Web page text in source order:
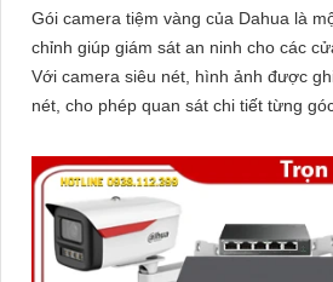
Gói camera tiệm vàng của Dahua là
chỉnh giúp giám sát an ninh cho các
Với camera siêu nét, hình ảnh được
nét, cho phép quan sát chi tiết từng